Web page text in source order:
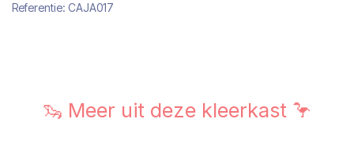
Referentie: CAJA017
🦦 Meer uit deze kleerkast 🦩